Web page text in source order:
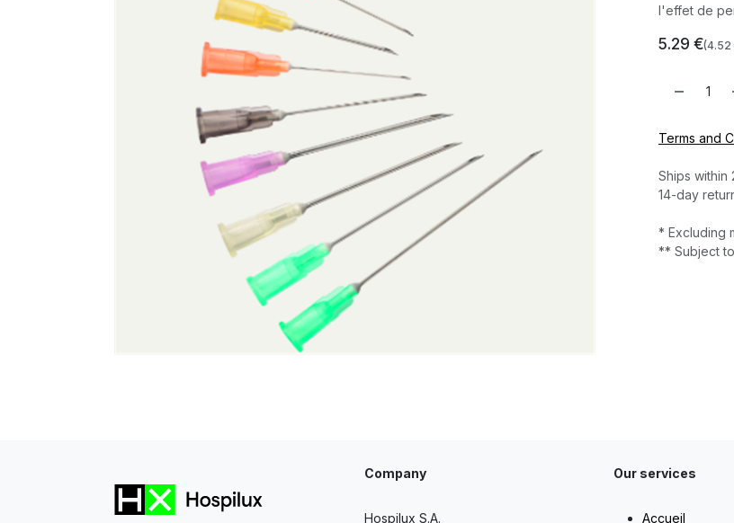
l'effet de
5.29 €(4.52
Terms and
Ships within
14-day
* Excluding
** Subject
Hospilux S.A.
Company Our services
Accueil